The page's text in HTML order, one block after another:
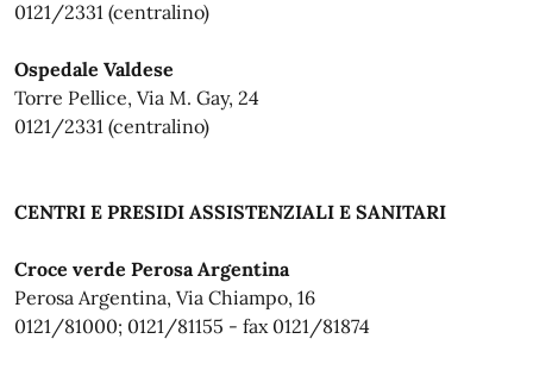
0121/2331 (centralino)
Ospedale Valdese
Torre Pellice, Via M. Gay, 24
0121/2331 (centralino)
CENTRI E PRESIDI ASSISTENZIALI E SANITARI
Croce verde Perosa Argentina
Perosa Argentina, Via Chiampo, 16
0121/81000; 0121/81155 - fax 0121/81874